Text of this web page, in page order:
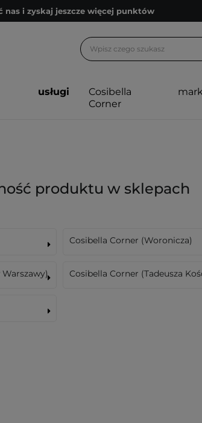
nas i zyskaj jeszcze więcej punktów
konsultacje kosmetologiczne
nas i zyskaj jeszcze więcej punktów
usługi
Cosibella
Corner
produktu w sklepach
Cosibella Corner (Woronicza)
Cosibella Corner (Tadeusza